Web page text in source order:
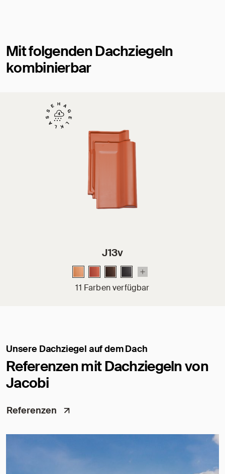
Mit folgenden Dachziegeln
kombinierbar
J13v
11 Farben verfügbar
Unsere Dachziegel auf dem Dach
Referenzen mit Dachziegeln von
Jacobi
Referenzen